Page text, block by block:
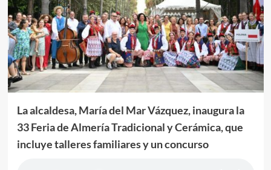
La alcaldesa, María del Mar Vázquez, inaugura la
33 Feria de Almería Tradicional y Cerámica, que
incluye talleres familiares y un concurso